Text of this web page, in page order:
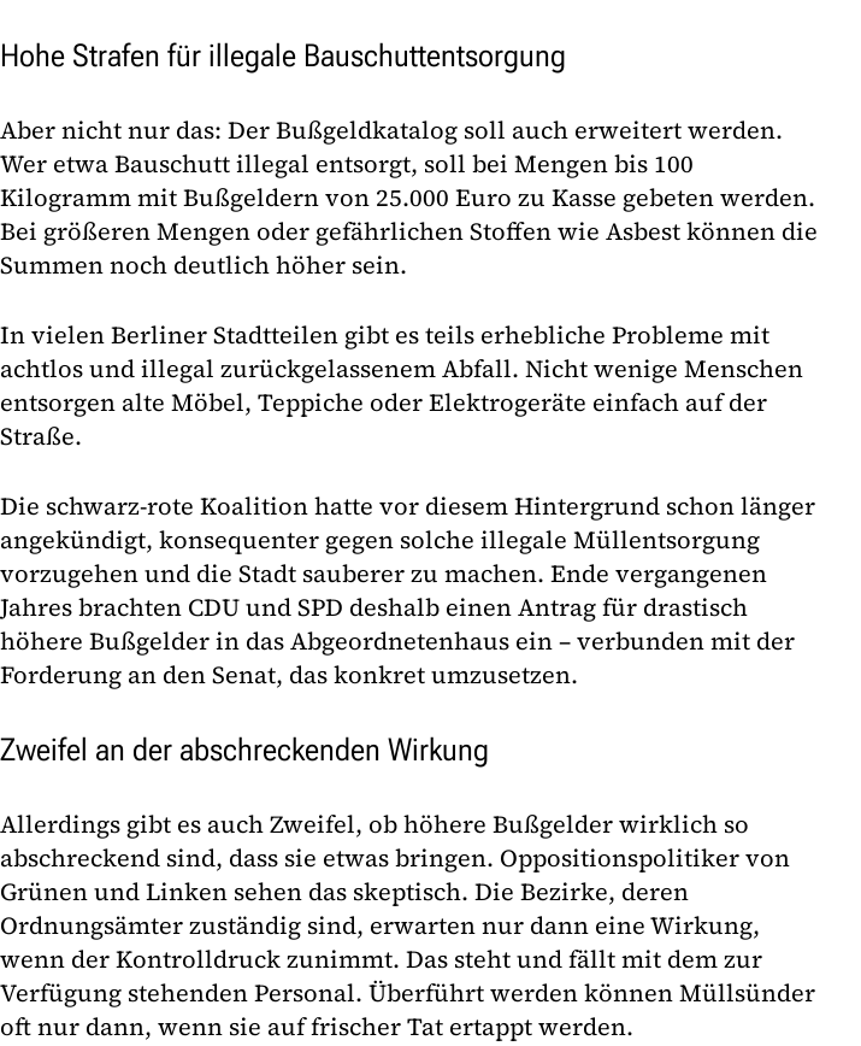
Hohe Strafen für illegale Bauschuttentsorgung
Aber nicht nur das: Der Bußgeldkatalog soll auch erweitert werden.
Wer etwa Bauschutt illegal entsorgt, soll bei Mengen bis 100
Kilogramm mit Bußgeldern von 25.000 Euro zu Kasse gebeten werden.
Bei größeren Mengen oder gefährlichen Stoffen wie Asbest können die
Summen noch deutlich höher sein.
In vielen Berliner Stadtteilen gibt es teils erhebliche Probleme mit
achtlos und illegal zurückgelassenem Abfall. Nicht wenige Menschen
entsorgen alte Möbel, Teppiche oder Elektrogeräte einfach auf der
Straße.
Die schwarz-rote Koalition hatte vor diesem Hintergrund schon länger
angekündigt, konsequenter gegen solche illegale Müllentsorgung
vorzugehen und die Stadt sauberer zu machen. Ende vergangenen
Jahres brachten CDU und SPD deshalb einen Antrag für drastisch
höhere Bußgelder in das Abgeordnetenhaus ein – verbunden mit der
Forderung an den Senat, das konkret umzusetzen.
Zweifel an der abschreckenden Wirkung
Allerdings gibt es auch Zweifel, ob höhere Bußgelder wirklich so
abschreckend sind, dass sie etwas bringen. Oppositionspolitiker von
Grünen und Linken sehen das skeptisch. Die Bezirke, deren
Ordnungsämter zuständig sind, erwarten nur dann eine Wirkung,
wenn der Kontrolldruck zunimmt. Das steht und fällt mit dem zur
Verfügung stehenden Personal. Überführt werden können Müllsünder
oft nur dann, wenn sie auf frischer Tat ertappt werden.